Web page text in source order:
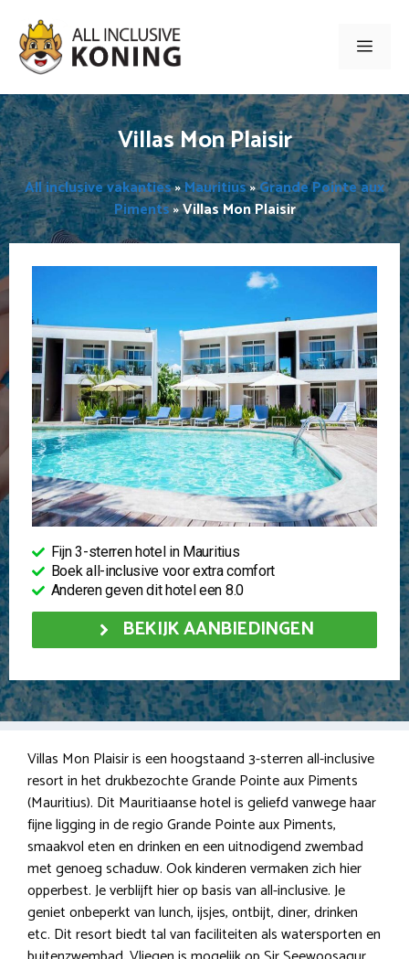
naar
inhoud
Menu
Villas Mon Plaisir
All inclusive vakanties»Mauritius»Grande Pointe aux
Piments»Villas Mon Plaisir
Fijn 3-sterren hotel in Mauritius
Boek all-inclusive voor extra comfort
Anderen geven dit hotel een 8.0
BEKIJK AANBIEDINGEN
Villas Mon Plaisir is een hoogstaand 3-sterren all-inclusive
resort in het drukbezochte Grande Pointe aux Piments
(Mauritius). Dit Mauritiaanse hotel is geliefd vanwege haar
fijne ligging in de regio Grande Pointe aux Piments,
smaakvol eten en drinken en een uitnodigend zwembad
met genoeg schaduw. Ook kinderen vermaken zich hier
opperbest. Je verblijft hier op basis van all-inclusive. Je
geniet onbeperkt van lunch, ijsjes, ontbijt, diner, drinken
etc. Dit resort biedt tal van faciliteiten als watersporten en